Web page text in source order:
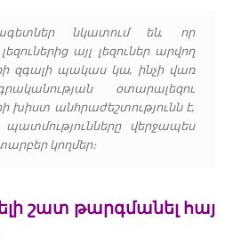
նկատում են, որ
այլ լեզուներ արվող
զգալի պակաս կա, ինչի վառ
օտարալեզու
խիստ անհրաժեշտությունն է,
պատմությունները վերջապես
կողմեր։
շատ թարգմանել հայ